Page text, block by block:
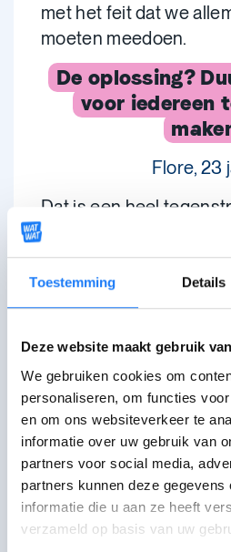
Toestemming Details
Deze website maakt gebruik
We gebruiken cookies om
personaliseren, om functies
en om ons websiteverkeer te
informatie over uw gebruik van
partners voor social media,
partners kunnen deze
informatie die u aan ze heeft
verzameld op basis van uw
met het feit dat we
moeten meedoen.
De oplossing?
voor iedereen
Flore, 23
Dat is een heel
die ik vaak hoor
van iedereen moet
is gemakkelijker om
niet iedereen
De oplossing voor het
zou zijn dat duurzaam
iedereen toegankelijk
duurzame keuzes
gemakkelijke keuzes.
voorbeeld treinreizen